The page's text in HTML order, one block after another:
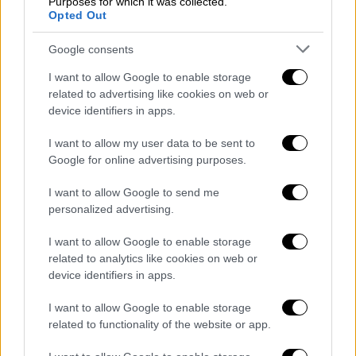
Opted Out
Google consents
I want to allow Google to enable storage
related to advertising like cookies on web or
device identifiers in apps.
I want to allow my user data to be sent to
Google for online advertising purposes.
I want to allow Google to send me
personalized advertising.
I want to allow Google to enable storage
related to analytics like cookies on web or
device identifiers in apps.
I want to allow Google to enable storage
related to functionality of the website or app.
μωρά τους στα χέρια
καθώς απομακρύνονται εσπευσμένα από
μονάδα νεογνών στου νοσοκομείου Χοσέ
Πένα, του μεγαλύτερου στην Μπαΐα
Μπλάνκα. Ο δήμος ανακοίνωσε πως ακύρωσε
όλες τις δραστηριότητες στην πόλη χθες
και παρότρυνε τους κατοίκους να
παραμείνουν στα σπίτια τους μέχρι
νεοτέρας, τονίζοντας πως δεν επιτρέπεται
μηχανημάτων» στο πλαίσιο επιχειρήσεων
διάσωσης. Το αεροδρόμιο της πόλης
έκλεισε και η ηλεκτροδότηση διακόπηκε σε
τομείς του δήμου για να αποτραπεί ο
κίνδυνος ηλεκτροπληξίας. Μια κάτοικος
έδωσε συνέντευξη στο τηλεοπτικό δίκτυο